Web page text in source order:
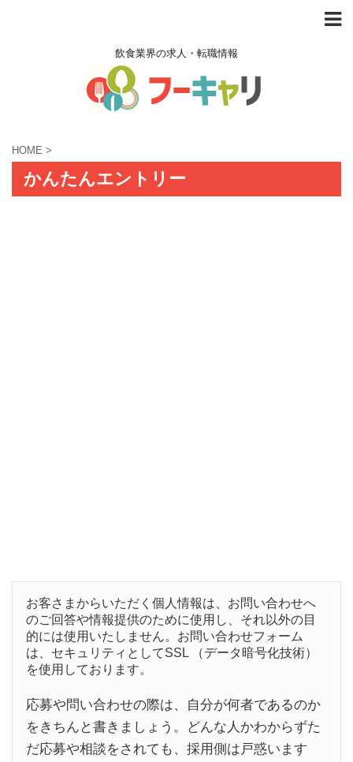
飲食業界の求人・転職情報
HOME >
かんたんエントリー
お客さまからいただく個人情報は、お問い合わせへ
のご回答や情報提供のために使用し、それ以外の目
的には使用いたしません。お問い合わせフォーム
は、セキュリティとしてSSL （データ暗号化技術）
を使用しております。
応募や問い合わせの際は、自分が何者であるのか
をきちんと書きましょう。どんな人かわからずた
だ応募や相談をされても、採用側は戸惑います